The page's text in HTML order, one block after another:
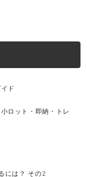
ド
ロット・即納・トレ
には？ その2